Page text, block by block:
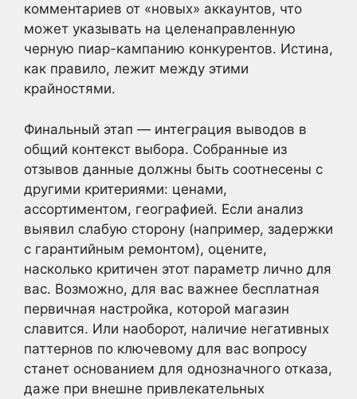
комментариев от «новых» аккаунтов, что
может указывать на целенаправленную
черную пиар-кампанию конкурентов. Истина,
как правило, лежит между этими
крайностями.
Финальный этап — интеграция выводов в
общий контекст выбора. Собранные из
отзывов данные должны быть соотнесены с
другими критериями: ценами,
ассортиментом, географией. Если анализ
выявил слабую сторону (например, задержки
с гарантийным ремонтом), оцените,
насколько критичен этот параметр лично для
вас. Возможно, для вас важнее бесплатная
первичная настройка, которой магазин
славится. Или наоборот, наличие негативных
паттернов по ключевому для вас вопросу
станет основанием для однозначного отказа,
даже при внешне привлекательных